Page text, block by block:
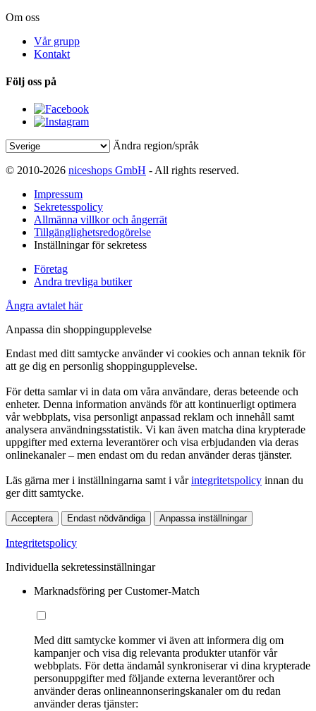
Om oss
Vår grupp
Kontakt
Följ oss på
Ändra region/språk
© 2010-2026 niceshops GmbH - All rights reserved.
Impressum
Sekretesspolicy
Allmänna villkor och ångerrät
Tillgänglighetsredogörelse
Inställningar för sekretess
Företag
Andra trevliga butiker
Ångra avtalet här
Anpassa din shoppingupplevelse
Endast med ditt samtycke använder vi cookies och annan teknik för
att ge dig en personlig shoppingupplevelse.
För detta samlar vi in data om våra användare, deras beteende och
enheter. Denna information används för att kontinuerligt optimera
vår webbplats, visa personligt anpassad reklam och innehåll samt
analysera användningsstatistik. Vi kan även matcha dina krypterade
uppgifter med externa leverantörer och visa erbjudanden via deras
onlinekanaler – men endast om du redan använder deras tjänster.
Läs gärna mer i inställningarna samt i vårintegritetspolicy innan du
ger ditt samtycke.
Acceptera Endast nödvändiga Anpassa inställningar
Integritetspolicy
Individuella sekretessinställningar
Marknadsföring per Customer-Match
Med ditt samtycke kommer vi även att informera dig om
kampanjer och visa dig relevanta produkter utanför vår
webbplats. För detta ändamål synkroniserar vi dina krypterade
personuppgifter med följande externa leverantörer och
använder deras onlineannonseringskanaler om du redan
använder deras tjänster: